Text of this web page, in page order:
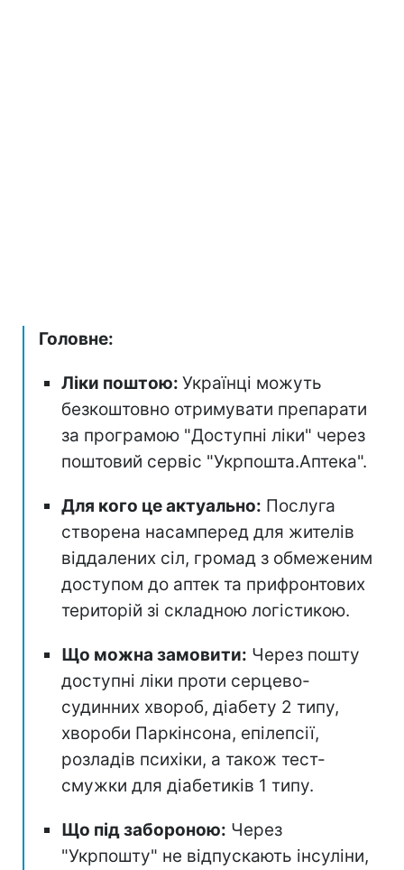
Головне:
Ліки поштою: Українці можуть
безкоштовно отримувати препарати
за програмою "Доступні ліки" через
поштовий сервіс "Укрпошта.Аптека".
Для кого це актуально: Послуга
створена насамперед для жителів
віддалених сіл, громад з обмеженим
доступом до аптек та прифронтових
територій зі складною логістикою.
Що можна замовити: Через пошту
доступні ліки проти серцево-
судинних хвороб, діабету 2 типу,
хвороби Паркінсона, епілепсії,
розладів психіки, а також тест-
смужки для діабетиків 1 типу.
Що під забороною: Через
"Укрпошту" не відпускають інсуліни,